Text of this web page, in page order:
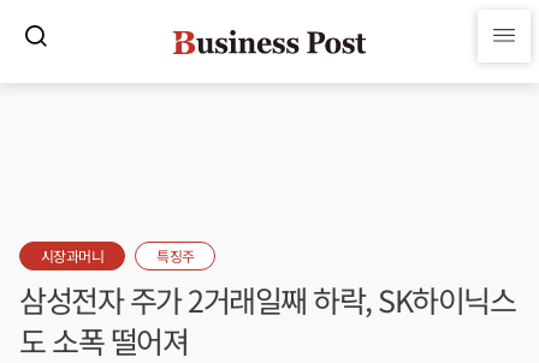
시장과머니 특징주
삼성전자 주가 2거래일째 하락, SK하이닉스
도 소폭 떨어져